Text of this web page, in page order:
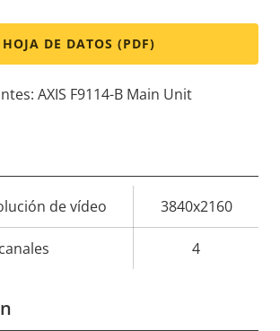
HOJA DE DATOS (PDF)
AXIS F9114-B Main Unit
Valor de
la
propiedad
de vídeo 3840x2160
4